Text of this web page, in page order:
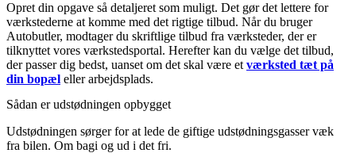
Opret din opgave så detaljeret som muligt. Det gør det lettere for
værkstederne at komme med det rigtige tilbud. Når du bruger
Autobutler, modtager du skriftlige tilbud fra værksteder, der er
tilknyttet vores værkstedsportal. Herefter kan du vælge det tilbud,
der passer dig bedst, uanset om det skal være etværksted tæt på
din bopæl eller arbejdsplads.
Sådan er udstødningen opbygget
Udstødningen sørger for at lede de giftige udstødningsgasser væk
fra bilen. Om bagi og ud i det fri.